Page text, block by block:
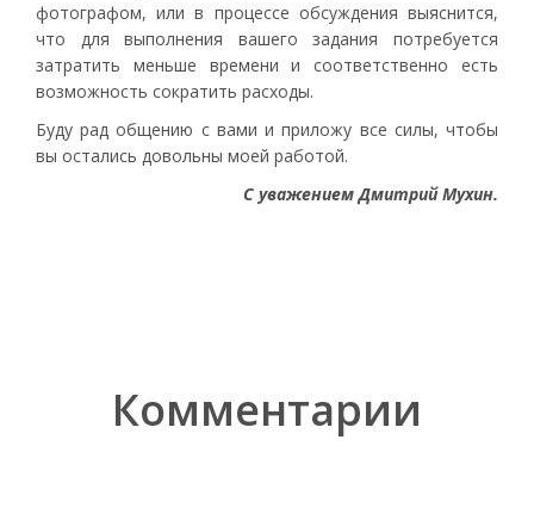
фотографом, или в процессе обсуждения выяснится,
что для выполнения вашего задания потребуется
затратить меньше времени и соответственно есть
возможность сократить расходы.
Буду рад общению с вами и приложу все силы, чтобы
вы остались довольны моей работой.
С уважением Дмитрий Мухин.
Комментарии